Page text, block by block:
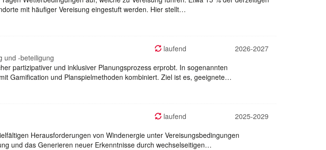
mit häufiger Vereisung eingestuft werden. Hier stellt…
laufend
2026-2027
und -beteiligung
partizipativer und inklusiver Planungsprozess erprobt. In sogenannten
Gamification und Planspielmethoden kombiniert. Ziel ist es, geeignete…
laufend
2025-2029
Herausforderungen von Windenergie unter Vereisungsbedingungen
und das Generieren neuer Erkenntnisse durch wechselseitigen…